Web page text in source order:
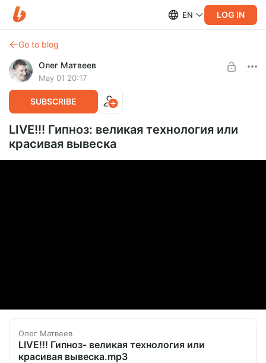
EN LOG IN
Go to blog
Олег Матвеев
May 01 20:17
SUBSCRIBE
LIVE!!! Гипноз: великая технология или
красивая вывеска
Олег Матвеев
LIVE!!! Гипноз- великая технология или
красивая вывеска.mp3